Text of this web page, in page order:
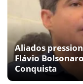
Aliados
Flávio
Conquista